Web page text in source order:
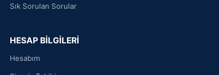
Sık Sorulan Sorular
HESAP BİLGİLERİ
Hesabım